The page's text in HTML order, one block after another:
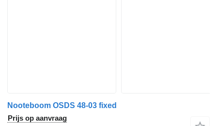
Nooteboom OSDS 48-03 fixed
Prijs op aanvraag